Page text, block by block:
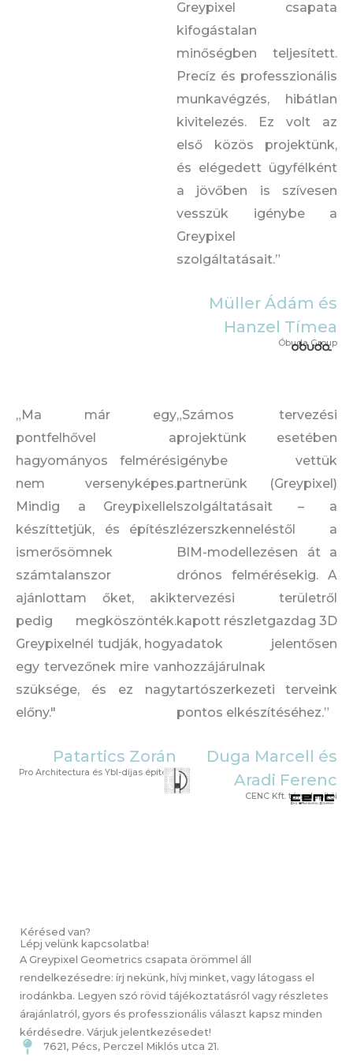
Greypixel csapata
kifogástalan
minőségben teljesített.
Precíz és professzionális
munkavégzés, hibátlan
kivitelezés. Ez volt az
első közös projektünk,
és elégedett ügyfélként
a jövőben is szívesen
vesszük igénybe a
Greypixel
szolgáltatásait.”
Müller Ádám és
Hanzel Tímea
Óbuda Group
„Ma már egy
pontfelhővel a
hagyományos felmérés
nem versenyképes.
Mindig a Greypixellel
készíttetjük, és építész
ismerősömnek
számtalanszor
ajánlottam őket, akik
pedig megköszönték.
Greypixelnél tudják, hogy
egy tervezőnek mire van
szüksége, és ez nagy
előny."
Patartics Zorán
Pro Architectura és Ybl-díjas építész
„Számos tervezési
projektünk esetében
igénybe vettük
partnerünk (Greypixel)
szolgáltatásait – a
lézerszkenneléstől a
BIM-modellezésen át a
drónos felmérésekig. A
tervezési területről
kapott részletgazdag 3D
adatok jelentősen
hozzájárulnak
tartószerkezeti terveink
pontos elkészítéséhez.”
Duga Marcell és
Aradi Ferenc
CENC Kft. társalapítói
Kérésed van?
Lépj velünk kapcsolatba!
A Greypixel Geometrics csapata örömmel áll
rendelkezésedre: írj nekünk, hívj minket, vagy látogass el
irodánkba. Legyen szó rövid tájékoztatásról vagy részletes
árajánlatról, gyors és professzionális választ kapsz minden
kérdésedre. Várjuk jelentkezésedet!
7621, Pécs, Perczel Miklós utca 21.